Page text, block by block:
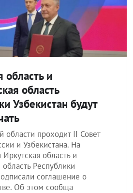
область и
область
Узбекистан будут
области проходит II Совет
и Узбекистана. На
область и
Республики
соглашение о
Об этом сообща